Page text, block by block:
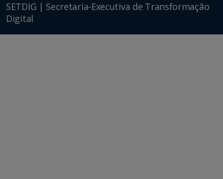
SETDIG | Secretaria-Executiva de Transformação
Digital